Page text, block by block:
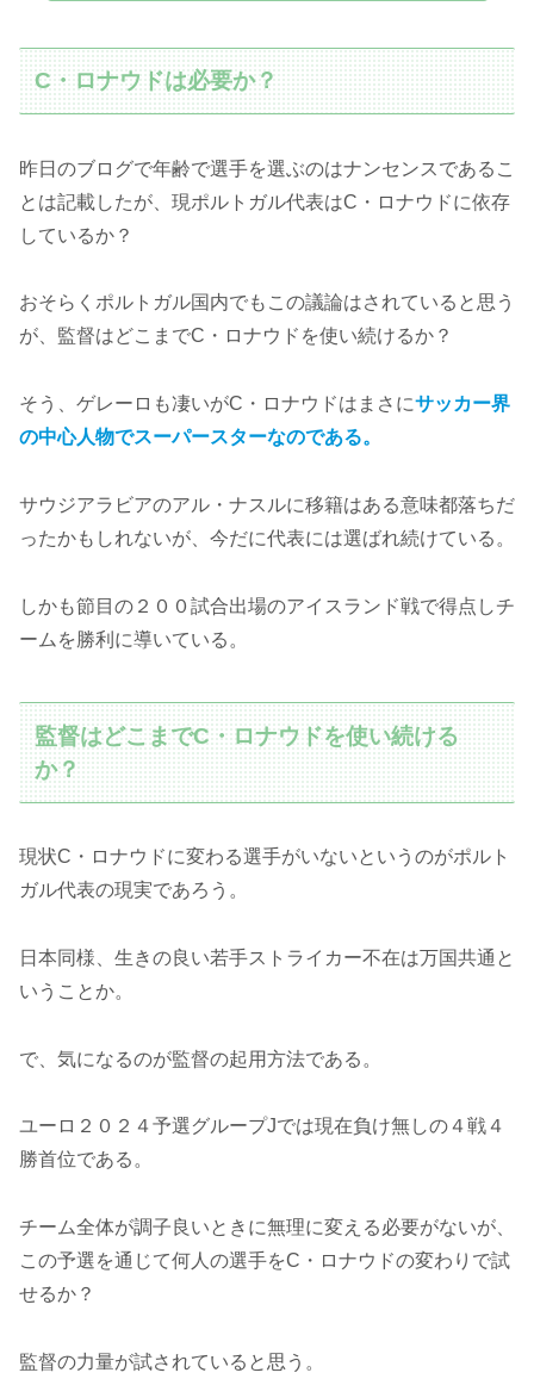
C・ロナウドは必要か？
昨日のブログで年齢で選手を選ぶのはナンセンスであるこ
とは記載したが、現ポルトガル代表はC・ロナウドに依存
しているか？
おそらくポルトガル国内でもこの議論はされていると思う
が、監督はどこまでC・ロナウドを使い続けるか？
そう、ゲレーロも凄いがC・ロナウドはまさにサッカー界
の中心人物でスーパースターなのである。
サウジアラビアのアル・ナスルに移籍はある意味都落ちだ
ったかもしれないが、今だに代表には選ばれ続けている。
しかも節目の２００試合出場のアイスランド戦で得点しチ
ームを勝利に導いている。
監督はどこまでC・ロナウドを使い続ける
か？
現状C・ロナウドに変わる選手がいないというのがポルト
ガル代表の現実であろう。
日本同様、生きの良い若手ストライカー不在は万国共通と
いうことか。
で、気になるのが監督の起用方法である。
ユーロ２０２４予選グループJでは現在負け無しの４戦４
勝首位である。
チーム全体が調子良いときに無理に変える必要がないが、
この予選を通じて何人の選手をC・ロナウドの変わりで試
せるか？
監督の力量が試されていると思う。